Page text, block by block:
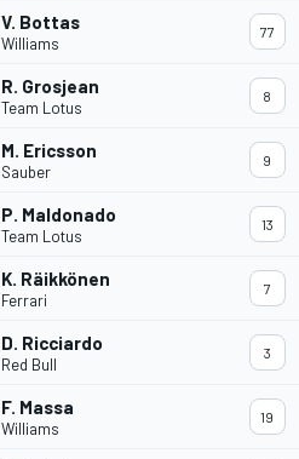
V. Bottas
Williams
77
R. Grosjean
Team Lotus
8
M. Ericsson
Sauber
9
P. Maldonado
Team Lotus
13
K. Räikkönen
Ferrari
7
D. Ricciardo
Red Bull
3
F. Massa
Williams
19